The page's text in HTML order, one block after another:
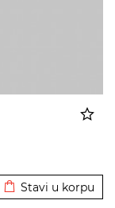
Stavi u korpu